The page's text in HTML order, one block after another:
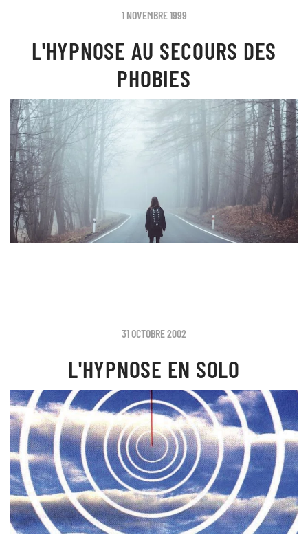
1 NOVEMBRE 1999
L'HYPNOSE AU SECOURS DES
PHOBIES
31 OCTOBRE 2002
L'HYPNOSE EN SOLO